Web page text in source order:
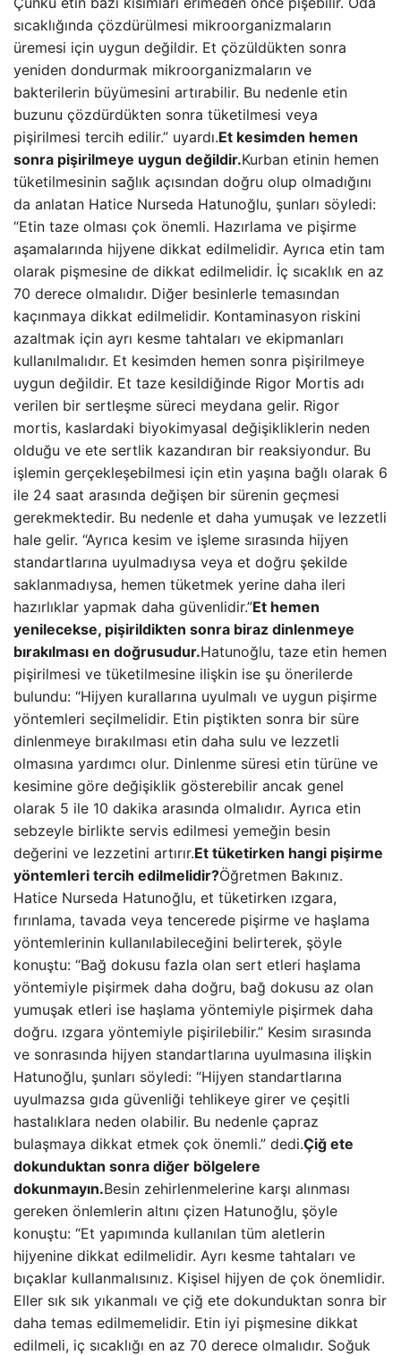
sıcaklığında çözdürülmesi mikroorganizmaların
üremesi için uygun değildir. Et çözüldükten sonra
yeniden dondurmak mikroorganizmaların ve
bakterilerin büyümesini artırabilir. Bu nedenle etin
buzunu çözdürdükten sonra tüketilmesi veya
pişirilmesi tercih edilir.” uyardı.Et kesimden hemen
sonra pişirilmeye uygun değildir.Kurban etinin hemen
tüketilmesinin sağlık açısından doğru olup olmadığını
da anlatan Hatice Nurseda Hatunoğlu, şunları söyledi:
“Etin taze olması çok önemli. Hazırlama ve pişirme
aşamalarında hijyene dikkat edilmelidir. Ayrıca etin tam
olarak pişmesine de dikkat edilmelidir. İç sıcaklık en az
70 derece olmalıdır. Diğer besinlerle temasından
kaçınmaya dikkat edilmelidir. Kontaminasyon riskini
azaltmak için ayrı kesme tahtaları ve ekipmanları
kullanılmalıdır. Et kesimden hemen sonra pişirilmeye
uygun değildir. Et taze kesildiğinde Rigor Mortis adı
verilen bir sertleşme süreci meydana gelir. Rigor
mortis, kaslardaki biyokimyasal değişikliklerin neden
olduğu ve ete sertlik kazandıran bir reaksiyondur. Bu
işlemin gerçekleşebilmesi için etin yaşına bağlı olarak 6
ile 24 saat arasında değişen bir sürenin geçmesi
gerekmektedir. Bu nedenle et daha yumuşak ve lezzetli
hale gelir. “Ayrıca kesim ve işleme sırasında hijyen
standartlarına uyulmadıysa veya et doğru şekilde
saklanmadıysa, hemen tüketmek yerine daha ileri
hazırlıklar yapmak daha güvenlidir.”Et hemen
yenilecekse, pişirildikten sonra biraz dinlenmeye
bırakılması en doğrusudur.Hatunoğlu, taze etin hemen
pişirilmesi ve tüketilmesine ilişkin ise şu önerilerde
bulundu: “Hijyen kurallarına uyulmalı ve uygun pişirme
yöntemleri seçilmelidir. Etin piştikten sonra bir süre
dinlenmeye bırakılması etin daha sulu ve lezzetli
olmasına yardımcı olur. Dinlenme süresi etin türüne ve
kesimine göre değişiklik gösterebilir ancak genel
olarak 5 ile 10 dakika arasında olmalıdır. Ayrıca etin
sebzeyle birlikte servis edilmesi yemeğin besin
değerini ve lezzetini artırır.Et tüketirken hangi pişirme
yöntemleri tercih edilmelidir?Öğretmen Bakınız.
Hatice Nurseda Hatunoğlu, et tüketirken ızgara,
fırınlama, tavada veya tencerede pişirme ve haşlama
yöntemlerinin kullanılabileceğini belirterek, şöyle
konuştu: “Bağ dokusu fazla olan sert etleri haşlama
yöntemiyle pişirmek daha doğru, bağ dokusu az olan
yumuşak etleri ise haşlama yöntemiyle pişirmek daha
doğru. ızgara yöntemiyle pişirilebilir.” Kesim sırasında
ve sonrasında hijyen standartlarına uyulmasına ilişkin
Hatunoğlu, şunları söyledi: “Hijyen standartlarına
uyulmazsa gıda güvenliği tehlikeye girer ve çeşitli
hastalıklara neden olabilir. Bu nedenle çapraz
bulaşmaya dikkat etmek çok önemli.” dedi.Çiğ ete
dokunduktan sonra diğer bölgelere
dokunmayın.Besin zehirlenmelerine karşı alınması
gereken önlemlerin altını çizen Hatunoğlu, şöyle
konuştu: “Et yapımında kullanılan tüm aletlerin
hijyenine dikkat edilmelidir. Ayrı kesme tahtaları ve
bıçaklar kullanmalısınız. Kişisel hijyen de çok önemlidir.
Eller sık ​​sık yıkanmalı ve çiğ ete dokunduktan sonra bir
daha temas edilmemelidir. Etin iyi pişmesine dikkat
edilmeli, iç sıcaklığı en az 70 derece olmalıdır. Soğuk